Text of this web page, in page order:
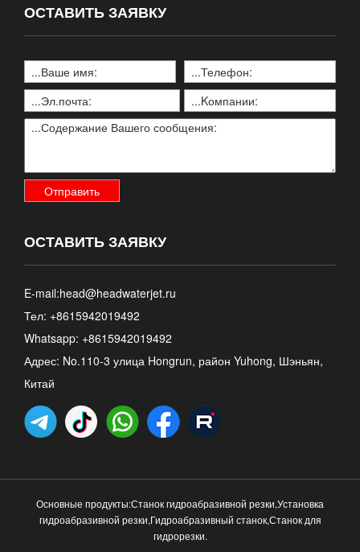
ОСТАВИТЬ ЗАЯВКУ
ОСТАВИТЬ ЗАЯВКУ
E-mail:head@headwaterjet.ru
Тел: +8615942019492
Whatsapp: +8615942019492
Адрес: No.110-3 улица Hongrun, район Yuhong, Шэньян,
Китай
Основные продукты:Станок гидроабразивной резки,Установка
гидроабразивной резки,Гидроабразивный станок,Станок для
гидрорезки.